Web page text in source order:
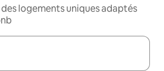
logements uniques adaptés
s'affichent, utilisez les flèches vers le